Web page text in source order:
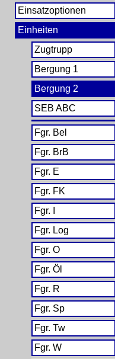
Einsatzoptionen
Einheiten
Zugtrupp
Bergung 1
Bergung 2
SEB ABC
Fgr. Bel
Fgr. BrB
Fgr. E
Fgr. FK
Fgr. I
Fgr. Log
Fgr. O
Fgr. Öl
Fgr. R
Fgr. Sp
Fgr. Tw
Fgr. W